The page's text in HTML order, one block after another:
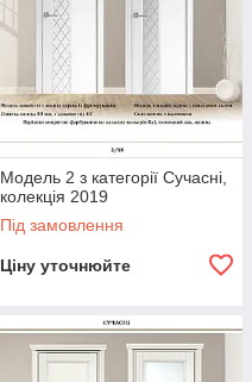
Модель 2 з категорії Сучасні,
колекція 2019
Під замовлення
Ціну уточнюйте